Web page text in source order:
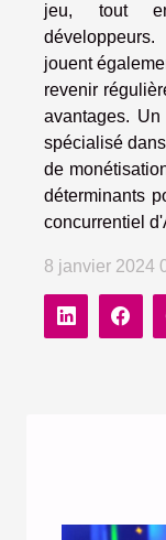
jeu, tout
jouent
revenir
avantages.
spécialisé
de
déterminants
concurrentiel
8 janvier 2024